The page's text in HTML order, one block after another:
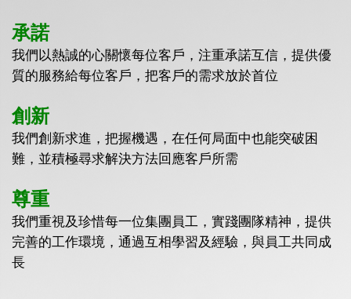
承諾
我們以熱誠的心關懷每位客戶，注重承諾互信，提供優
質的服務給每位客戶，把客戶的需求放於首位
創新
我們創新求進，把握機遇，在任何局面中也能突破困
難，並積極尋求解決方法回應客戶所需
尊重
我們重視及珍惜每一位集團員工，實踐團隊精神，提供
完善的工作環境，通過互相學習及經驗，與員工共同成
長